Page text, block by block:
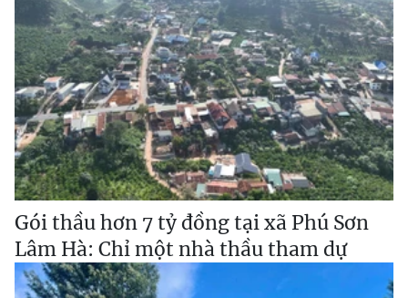
Gói thầu hơn 7 tỷ đồng tại xã Phú Sơn
Lâm Hà: Chỉ một nhà thầu tham dự